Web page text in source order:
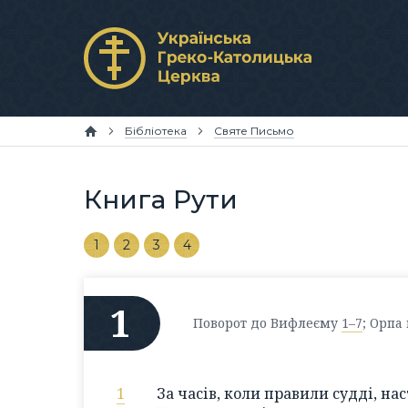
Бібліотека Святе Письмо
Книга Рути
1 2 3 4
1 Поворот до Вифлеєму 1–7; Орпа
1
За часів, коли правили судді,